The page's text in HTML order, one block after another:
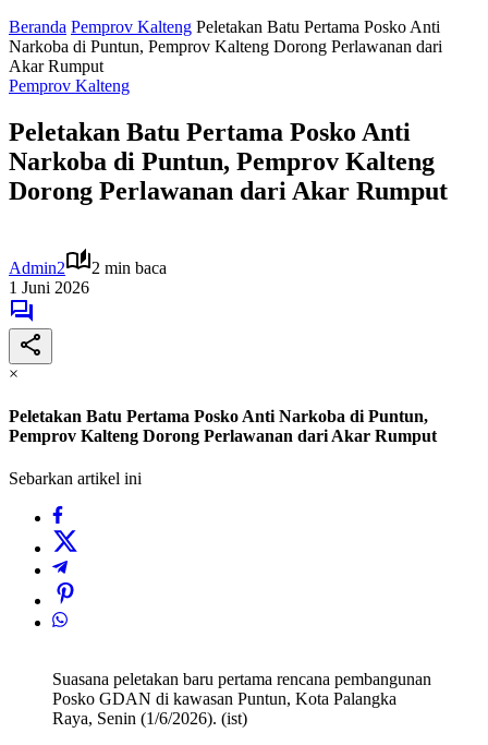
Beranda Pemprov Kalteng Peletakan Batu Pertama Posko Anti
Narkoba di Puntun, Pemprov Kalteng Dorong Perlawanan dari
Akar Rumput
Pemprov Kalteng
Peletakan Batu Pertama Posko Anti
Narkoba di Puntun, Pemprov Kalteng
Dorong Perlawanan dari Akar Rumput
Admin2
2 min baca
1 Juni 2026
×
Peletakan Batu Pertama Posko Anti Narkoba di Puntun,
Pemprov Kalteng Dorong Perlawanan dari Akar Rumput
Sebarkan artikel ini
Suasana peletakan baru pertama rencana pembangunan
Posko GDAN di kawasan Puntun, Kota Palangka
Raya, Senin (1/6/2026). (ist)